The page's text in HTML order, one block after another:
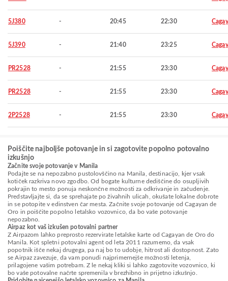
5J380 - 20:45 22:30
5J390 - 21:40 23:25
PR2528 - 21:55 23:30
PR2528 - 21:55 23:30
2P2528 - 21:55 23:30
Poiščite najboljše potovanje in si zagotovite popolno potovalno
izkušnjo
Začnite svoje potovanje v Manila
Podajte se na nepozabno pustolovščino na Manila, destinacijo, kjer vsak
kotiček razkriva novo zgodbo. Od bogate kulturne dediščine do osupljivih
pokrajin to mesto ponuja neskončne možnosti za odkrivanje in začudenje.
Predstavljajte si, da se sprehajate po živahnih ulicah, okušate lokalne dobrote
in se potopite v edinstven čar mesta. Začnite svoje potovanje od Cagayan de
Oro in poiščite popolno letalsko vozovnico, da bo vaše potovanje
nepozabno.
Airpaz kot vaš izkušen potovalni partner
Z Airpazom lahko preprosto rezervirate letalske karte od Cagayan de Oro do
Manila. Kot spletni potovalni agent od leta 2011 razumemo, da vsak
popotnik išče nekaj drugega, pa naj bo to udobje, hitrost ali dostopnost. Zato
se Airpaz zavezuje, da vam ponudi najprimernejše možnosti letenja,
prilagojene vašim potrebam. Z le nekaj kliki si lahko zagotovite vozovnico, ki
bo vaše potovalne načrte spremenila v brezhibno in prijetno izkušnjo.